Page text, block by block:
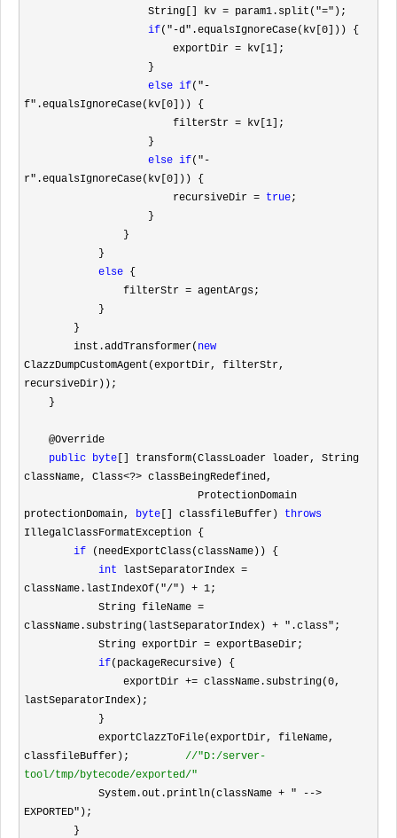
                    String[] kv
= param1.split("=" );
if("-d".equalsIgnoreCase(kv[0 ])) {
                        exportDir
= kv[1 ];
else if("-
f".equalsIgnoreCase(kv[0 ])) {
                        filterStr
= kv[1 ];
else if("-
r".equalsIgnoreCase(kv[0 ])) {
                        recursiveDir
= true;
else {
                filterStr
= agentArgs;
        inst.addTransformer(
new
ClazzDumpCustomAgent(exportDir, filterStr,
recursiveDir));
public byte [] transform(ClassLoader loader, String
className, Class<?> classBeingRedefined,
protectionDomain, byte [] classfileBuffer) throws
IllegalClassFormatException {
if (needExportClass(className)) {
int lastSeparatorIndex =
className.lastIndexOf("/") + 1;
            String fileName
=
className.substring(lastSeparatorIndex) + ".class" ;
            String exportDir
= exportBaseDir;
if(packageRecursive) {
                exportDir
+= className.substring(0,
lastSeparatorIndex);
classfileBuffer); //"D:/server-
tool/tmp/bytecode/exported/"
EXPORTED" );